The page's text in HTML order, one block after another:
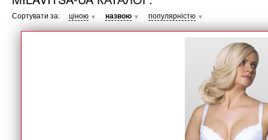
Сортувати за: ціною ▼ назвою ▼ популярністю ▼